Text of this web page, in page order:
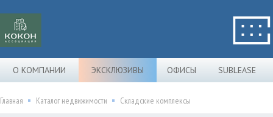
О КОМПАНИИ ЭКСКЛЮЗИВЫ ОФИСЫ SUBLEASE
Главная Каталог недвижимости Складские комплексы